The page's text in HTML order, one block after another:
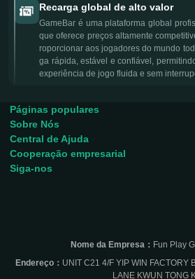
Recarga global de alto valor
GameBar é uma plataforma global
que oferece preços altamente
roporcionar aos jogadores do mundo
ga rápida, estável e confiável,
experiência de jogo fluida e sem
Páginas populares
Sobre Nós
Central de Ajuda
Cooperação empresarial
Siga-nos
Nome da Empresa： Fun Play
Endereço： UNIT C21 4/F YIP WIN FACTORY
LANE KWUN TONG